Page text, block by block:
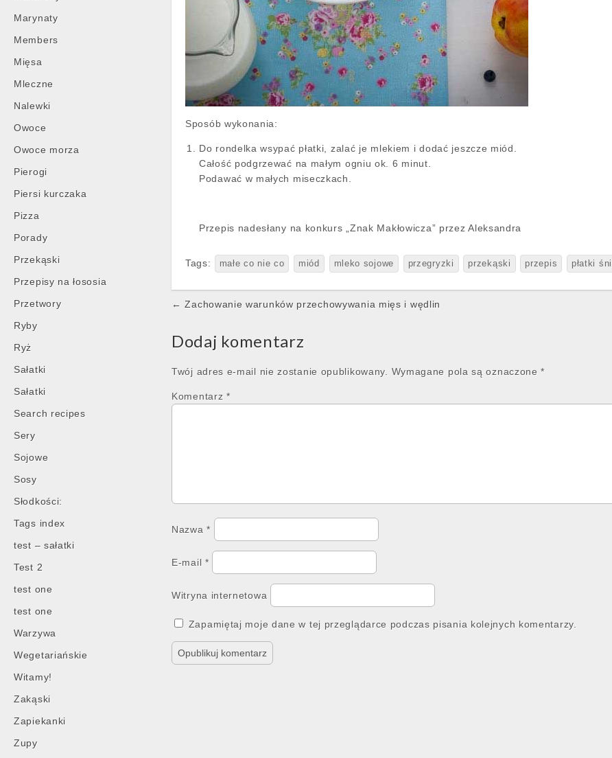
Marynaty
Members
Mięsa
Mleczne
Nalewki
Owoce
Owoce morza
Pierogi
Piersi kurczaka
Pizza
Porady
Przekąski
Przepisy na łososia
Przetwory
Ryby
Ryż
Sałatki
Sałatki
Search recipes
Sery
Sojowe
Sosy
Słodkości:
Tags index
test – sałatki
Test 2
test one
test one
Warzywa
Wegetariańskie
Witamy!
Zakąski
Zapiekanki
Zupy
Sposób wykonania:
Do rondelka wsypać płatki, zalać je mlekiem i dodać jeszcze miód.
Całość podgrzewać na małym ogniu ok. 6 minut.
Podawać w małych miseczkach.
Przepis nadesłany na konkurs „Znak Makłowicza” przez Aleksandra
Tags: małe co nie co miód mleko sojowe przegryzki przekąski przepis płatki
Post
← Zachowanie warunków przechowywania mięs i wędlin
Dodaj komentarz
Twój adres e-mail nie zostanie opublikowany. Wymagane pola są oznaczone*
Komentarz *
Nazwa*
E-mail *
Witryna internetowa
Zapamiętaj moje dane w tej przeglądarce podczas pisania kolejnych komentarzy.